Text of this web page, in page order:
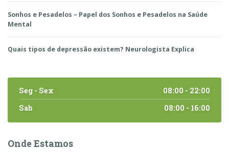
Sonhos e Pesadelos – Papel dos Sonhos e Pesadelos na Saúde
Mental
Quais tipos de depressão existem? Neurologista Explica
Seg - Sex
08:00 - 22:00
Sab
08:00 - 16:00
Onde Estamos